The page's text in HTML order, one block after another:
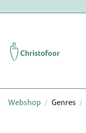
Webshop / Genres /